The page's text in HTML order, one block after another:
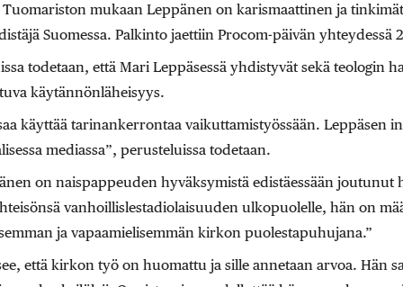
mukaan Leppänen on karismaattinen ja
Suomessa. Palkinto jaettiin Procom-päivän yhteydessä
todetaan, että Mari Leppäsessä yhdistyvät sekä teologin
käytännönläheisyys.
käyttää tarinankerrontaa vaikuttamistyössään. Leppäsen
mediassa”, perusteluissa todetaan.
on naispappeuden hyväksymistä edistäessään joutunut
vanhoillislestadiolaisuuden ulkopuolelle, hän on
ja vapaamielisemmän kirkon puolestapuhujana.”
että kirkon työ on huomattu ja sille annetaan arvoa. Hän